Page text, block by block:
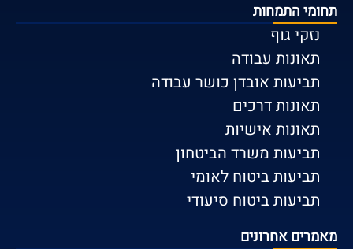
תחומי התמחות
נזקי גוף
תאונות עבודה
תביעות אובדן כושר עבודה
תאונות דרכים
תאונות אישיות
תביעות משרד הביטחון
תביעות ביטוח לאומי
תביעות ביטוח סיעודי
מאמרים אחרונים